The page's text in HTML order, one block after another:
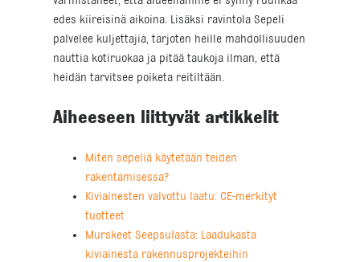
edes kiireisinä aikoina. Lisäksi ravintola Sepeli
palvelee kuljettajia, tarjoten heille mahdollisuuden
nauttia kotiruokaa ja pitää taukoja ilman, että
heidän tarvitsee poiketa reitiltään.
Aiheeseen liittyvät artikkelit
Miten sepeliä käytetään teiden
rakentamisessa?
Kiviainesten valvottu laatu: CE-merkityt
tuotteet
Murskeet Seepsulasta: Laadukasta
kiviainesta rakennusprojekteihin